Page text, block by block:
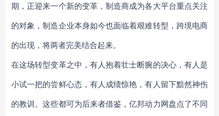
期，正迎来一个新的变革，制造商成为各大平台重点关注
的对象，制造企业本身如今也面临着艰难转型，跨境电商
的出现，将两者完美结合起来。
在这场转型变革之中，有人抱着壮士断腕的决心，有人是
小试一把的尝鲜心态，有人成绩惊艳，有人留下黯然神伤
的教训。这些都可为后来者借鉴，亿邦动力网盘点了不同